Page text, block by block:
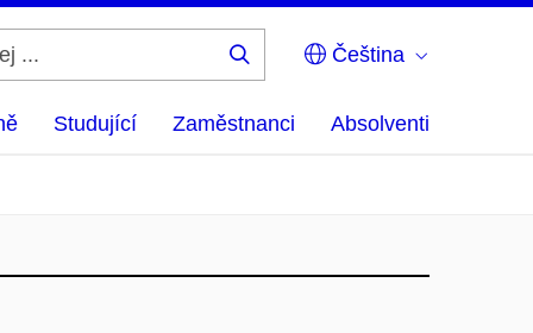
Čeština
Studující Zaměstnanci Absolventi